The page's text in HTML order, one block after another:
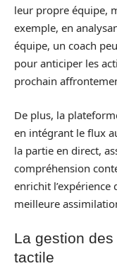
leur propre équipe,
exemple, en
équipe, un coach
pour anticiper les
prochain
De plus, la
en intégrant le flux
la partie en direct,
compréhension
enrichit l’expérience
meilleure
La gestion
tactile